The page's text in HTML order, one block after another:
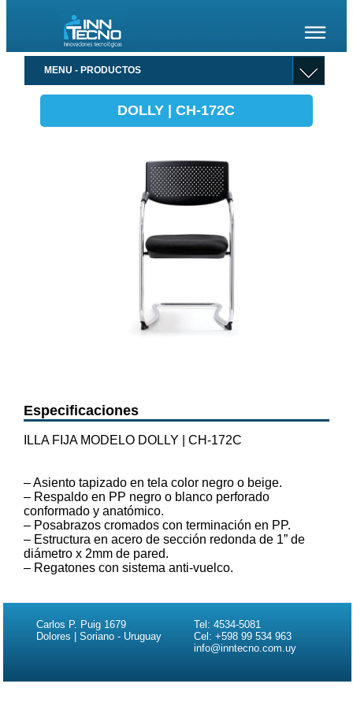
MENU - PRODUCTOS
DOLLY | CH-172C
Especificaciones
ILLA FIJA MODELO DOLLY | CH-172C
– Asiento tapizado en tela color negro o beige.
– Respaldo en PP negro o blanco perforado
conformado y anatómico.
– Posabrazos cromados con terminación en PP.
– Estructura en acero de sección redonda de 1” de
diámetro x 2mm de pared.
– Regatones con sistema anti-vuelco.
Tel: 4534-5081
Cel: +598 99 534 963
info@inntecno.com.uy
Carlos P. Puig 1679
Dolores | Soriano - Uruguay